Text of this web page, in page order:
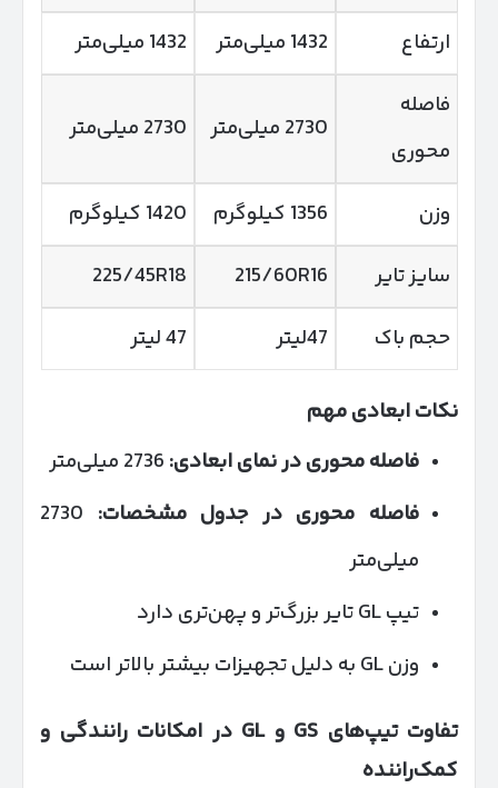
ارتفاع
1432 میلی‌متر
1432 میلی‌متر
فاصله
محوری
2730 میلی‌متر 2730 میلی‌متر
وزن 1356 کیلوگرم
1420 کیلوگرم
سایز تایر
215/60R16
225/45R18
حجم باک
47لیتر 47 لیتر
نکات ابعادی مهم
فاصله محوری در نمای ابعادی:
فاصله محوری در جدول مشخصات: 2730
میلی‌متر
تیپ GL تایر بزرگ‌تر و پهن‌تری دارد
وزن GL به دلیل تجهیزات بیشتر بالاتر است
تفاوت تیپ‌های و GL
در امکانات رانندگی و
کمک‌راننده